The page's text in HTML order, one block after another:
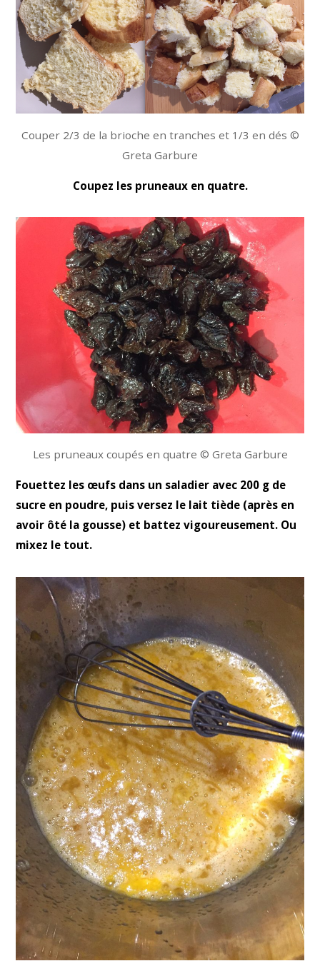
Couper 2/3 de la brioche en tranches et 1/3 en dés ©
Greta Garbure
Coupez les pruneaux en quatre.
Les pruneaux coupés en quatre © Greta Garbure
Fouettez les œufs dans un saladier avec 200 g de
sucre en poudre, puis versez le lait tiède (après en
avoir ôté la gousse) et battez vigoureusement. Ou
mixez le tout.